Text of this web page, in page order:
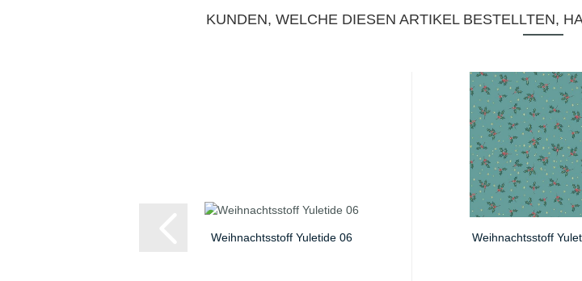
KUNDEN, WELCHE DIESEN ARTIKEL BESTELLTEN,
Weihnachtsstoff Yuletide 06 Weihnachtsstoff